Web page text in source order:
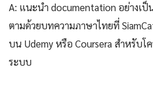
A: แนะนำ documentation อย่างเ
ตามด้วยบทความภาษาไทยที่
บน Udemy หรือ Coursera สำหรับโ
ระบบ